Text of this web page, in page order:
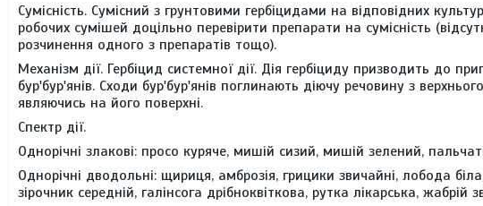
Сумісність. Сумісний з грунтовими гербіцидами на відповідних
робочих сумішей доцільно перевірити препарати на сумісність
розчинення одного з препаратів тощо).
Механізм дії. Гербіцид системної дії. Дія гербіциду призводить до
бур'бур'янів. Сходи бур'бур'янів поглинають діючу речовину з
являючись на його поверхні.
Спектр дії.
Однорічні злакові: просо куряче, мишій сизий, мишій зелений,
Однорічні дводольні: щириця, амброзія, грицики звичайні, лобода
зірочник середній, галінсога дрібноквіткова, рутка лікарська, жабрій